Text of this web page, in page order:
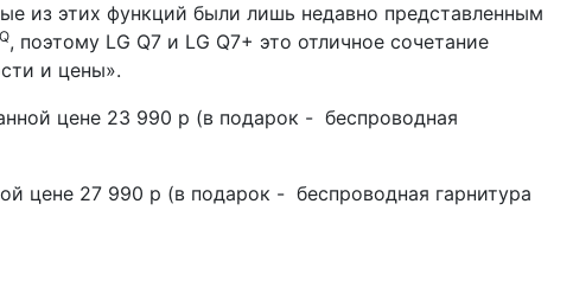
из этих функций были лишь недавно представленным
, поэтому LG Q7 и LG Q7+ это отличное сочетание
и цены».
цене 23 990 р (в подарок - беспроводная
цене 27 990 р (в подарок - беспроводная гарнитура